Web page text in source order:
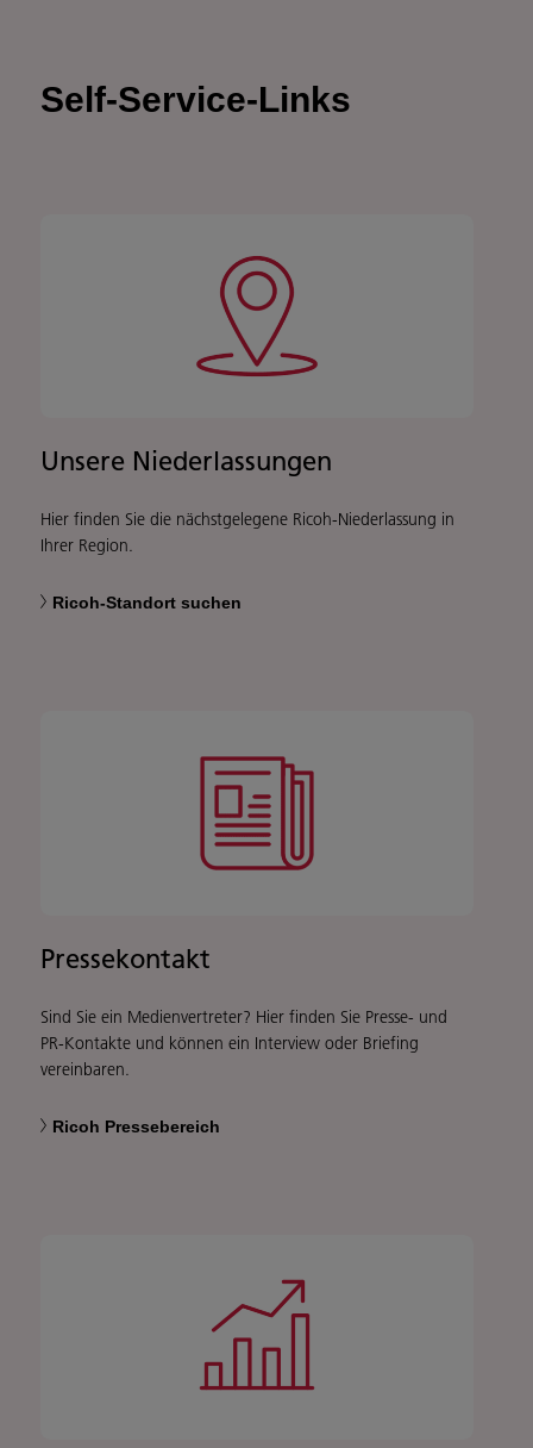
Self-Service-Links
Unsere Niederlassungen
Hier finden Sie die nächstgelegene Ricoh-Niederlassung in
Ihrer Region.
Ricoh-Standort suchen
Pressekontakt
Sind Sie ein Medienvertreter? Hier finden Sie Presse- und
PR-Kontakte und können ein Interview oder Briefing
vereinbaren.
Ricoh Pressebereich